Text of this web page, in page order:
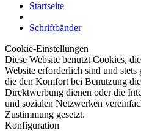
Startseite
Schriftbänder
Cookie-Einstellungen
Diese Website benutzt Cookies,
Website erforderlich sind und
die den Komfort bei Benutzung
Direktwerbung dienen oder die
und sozialen Netzwerken
Zustimmung gesetzt.
Konfiguration